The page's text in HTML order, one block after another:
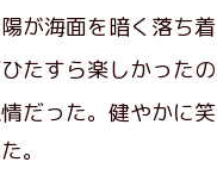
海面を暗く落ち
すら楽しかった
だった。健やかに
。